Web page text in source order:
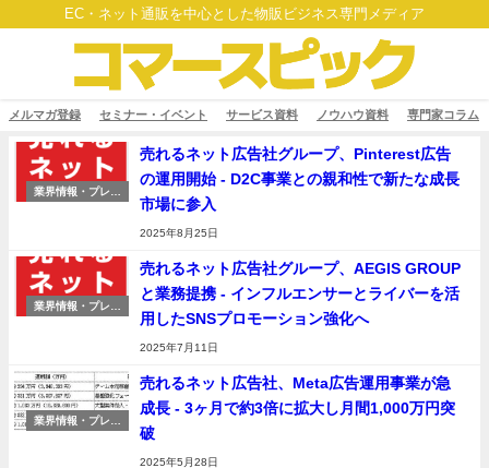
EC・ネット通販を中心とした物販ビジネス専門メディア
メルマガ登録 セミナー・イベント サービス資料 ノウハウ資料 専門家コラム
業界情報・プレス
売れるネット広告社グループ、Pinterest広告
の運用開始 - D2C事業との親和性で新たな成長
市場に参入
2025年8月25日
業界情報・プレス
売れるネット広告社グループ、AEGIS GROUP
と業務提携 - インフルエンサーとライバーを活
用したSNSプロモーション強化へ
2025年7月11日
業界情報・プレス
売れるネット広告社、Meta広告運用事業が急
成長 - 3ヶ月で約3倍に拡大し月間1,000万円突
破
2025年5月28日